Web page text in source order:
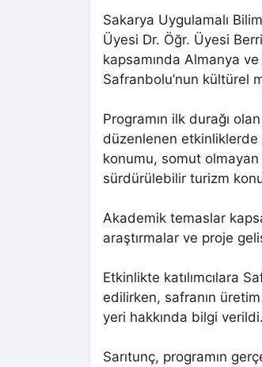
Sakarya Uygulamalı
Üyesi Dr. Öğr. Üyesi
kapsamında Almanya
Safranbolu’nun kültürel
Programın ilk durağı
düzenlenen etkinliklerde
konumu, somut
sürdürülebilir turizm
Akademik temaslar
araştırmalar ve proje
Etkinlikte katılımcılara
edilirken, safranın
yeri hakkında bilgi verildi.
Sarıtunç, programın